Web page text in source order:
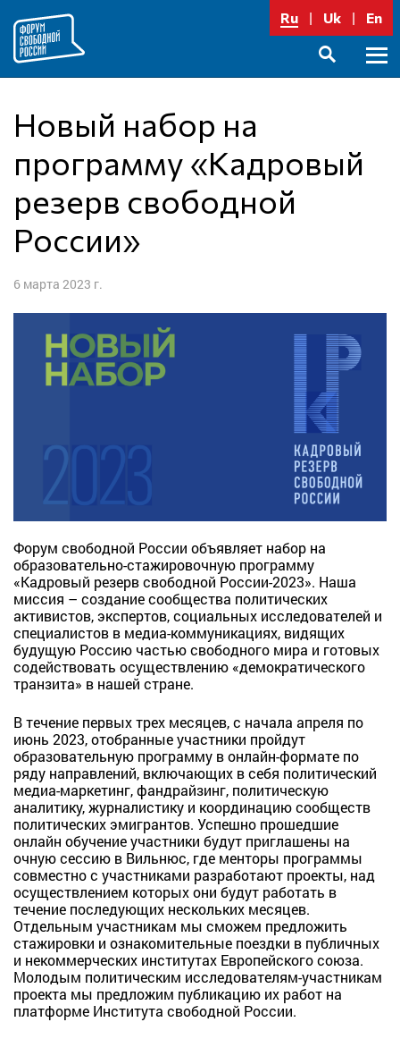
содержимому
Ru Uk En
Новый набор на
программу «Кадровый
резерв свободной
России»
6 марта 2023 г.
Форум свободной России объявляет набор на
образовательно-стажировочную программу
«Кадровый резерв свободной России-2023». Наша
миссия – создание сообщества политических
активистов, экспертов, социальных исследователей и
специалистов в медиа-коммуникациях, видящих
будущую Россию частью свободного мира и готовых
содействовать осуществлению «демократического
транзита» в нашей стране.
В течение первых трех месяцев, с начала апреля по
июнь 2023, отобранные участники пройдут
образовательную программу в онлайн-формате по
ряду направлений, включающих в себя политический
медиа-маркетинг, фандрайзинг, политическую
аналитику, журналистику и координацию сообществ
политических эмигрантов. Успешно прошедшие
онлайн обучение участники будут приглашены на
очную сессию в Вильнюс, где менторы программы
совместно с участниками разработают проекты, над
осуществлением которых они будут работать в
течение последующих нескольких месяцев.
Отдельным участникам мы сможем предложить
стажировки и ознакомительные поездки в публичных
и некоммерческих институтах Европейского союза.
Молодым политическим исследователям-участникам
проекта мы предложим публикацию их работ на
платформе Института свободной России.